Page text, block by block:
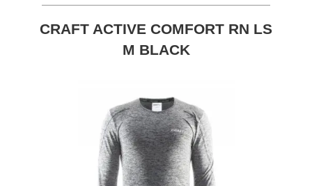
CRAFT ACTIVE COMFORT RN LS
M BLACK